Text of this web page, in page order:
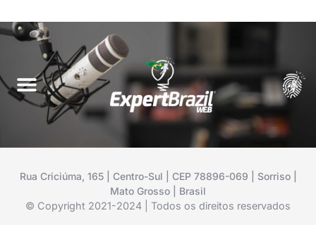
Rua Criciúma, 165 | Centro-Sul | CEP 78896-069 | Sorriso |
Mato Grosso | Brasil
© Copyright 2021-2024 | Todos os direitos reservados